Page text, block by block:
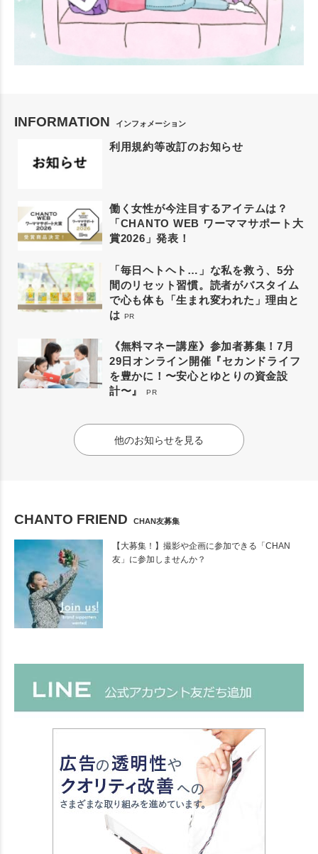
INFORMATION インフォメーション
利用規約等改訂のお知らせ
働く女性が今注目するアイテムは？
「CHANTO WEB ワーママサポート大
賞2026」発表！
「毎日ヘトヘト…」な私を救う、5分
間のリセット習慣。読者がバスタイム
で心も体も「生まれ変われた」理由と
は PR
《無料マネー講座》参加者募集！7月
29日オンライン開催『セカンドライフ
を豊かに！〜安心とゆとりの資金設
計〜』
PR
他のお知らせを見る
CHANTO FRIEND CHAN友募集
【大募集！】撮影や企画に参加できる「CHAN
友」に参加しませんか？